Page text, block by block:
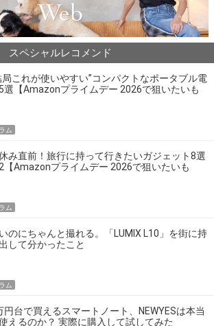
スペシャルレコメンド
局これが使いやすい”コンパクトなポータブル電
選【Amazonプライムデー 2026で狙いたいも
ム
み直前！旅行に持って行きたいガジェット8選
【Amazonプライムデー 2026で狙いたいも
ム
のにちゃんと撮れる。「LUMIX L10」を街に持
して分かったこと
ム
円台で買えるスマートノート、NEWYESは本当
えるのか？ 実際に購入して試してみた